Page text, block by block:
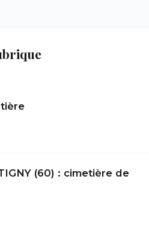
(60) : cimetière de